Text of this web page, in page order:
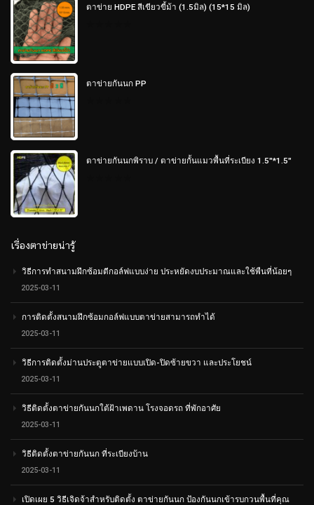
ตาข่าย HDPE สีเขียวขี้ม้า (1.5มิล) (15*15 มิล)
ตาข่ายกันนก PP
ตาข่ายกันนกพิราบ / ตาข่ายกั้นแมวพื้นที่ระเบียง 1.5"*1.5"
เรื่องตาข่ายน่ารู้
วิธีการทำสนามฝึกซ้อมตีกอล์ฟแบบง่าย ประหยัดงบประมาณและใช้พืนที่น้อยๆ
2025-03-11
การติดตั้งสนามฝึกซ้อมกอล์ฟแบบตาข่ายสามารถทำได้
2025-03-11
วิธีการติดตั้งม่านประตูตาข่ายแบบเปิด-ปิดซ้ายขวา และประโยชน์
2025-03-11
วิธีติดตั้งตาข่ายกันนกใต้ฝ้าเพดาน โรงจอดรถ ที่พักอาศัย
2025-03-11
วิธีติดตั้งตาข่ายกันนก ที่ระเบียงบ้าน
2025-03-11
เปิดเผย 5 วิธีเจิดจ้าสำหรับติดตั้ง ตาข่ายกันนก ป้องกันนกเข้ารบกวนพื้นที่คุณ